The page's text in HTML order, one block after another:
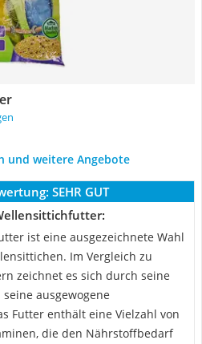
und weitere Angebote
SEHR GUT
ist eine ausgezeichnete Wahl
Im Vergleich zu
zeichnet es sich durch seine
ausgewogene
Futter enthält eine Vielzahl von
die den Nährstoffbedarf